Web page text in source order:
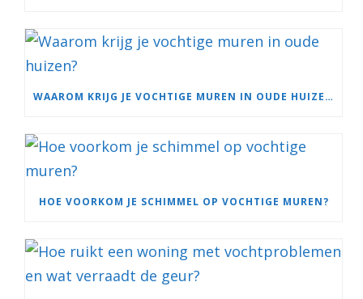
WAAROM KRIJG JE VOCHTIGE MUREN IN OUDE HUIZEN?
HOE VOORKOM JE SCHIMMEL OP VOCHTIGE MUREN?